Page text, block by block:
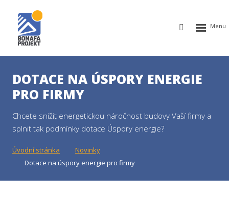
Vyhledávání
Rozbalení
menu
DOTACE NA ÚSPORY ENERGIE
PRO FIRMY
Chcete snížit energetickou náročnost budovy Vaší firmy a
splnit tak podmínky dotace Úspory energie?
Úvodní stránka
Novinky
Dotace na úspory energie pro firmy